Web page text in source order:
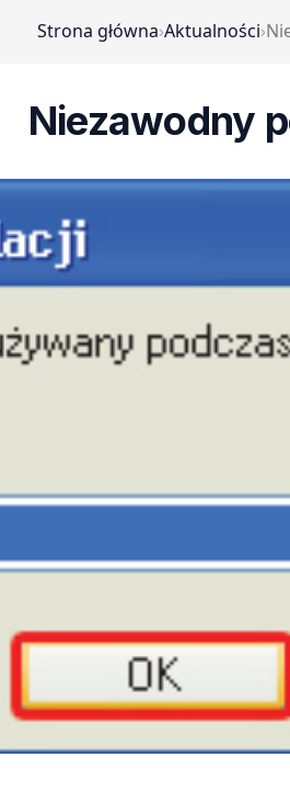
Strona główna›Aktualności›
Niezawodny